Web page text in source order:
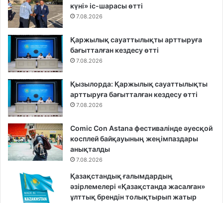
күні» іс-шарасы өтті
7.08.2026
Қаржылық сауаттылықты арттыруға
бағытталған кездесу өтті
7.08.2026
Қызылорда: Қаржылық сауаттылықты
арттыруға бағытталған кездесу өтті
7.08.2026
Comic Con Astana фестивалінде әуесқой
косплей байқауының жеңімпаздары
анықталды
7.08.2026
Қазақстандық ғалымдардың
әзірлемелері «Қазақстанда жасалған»
ұлттық брендін толықтырып жатыр